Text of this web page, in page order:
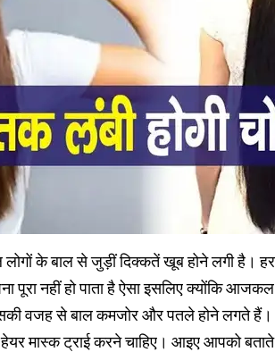
के बाल से जुड़ीं दिक्कतें खूब होने लगी है।
पूरा नहीं हो पाता है ऐसा इसलिए क्योंकि
वजह से बाल कमजोर और पतले होने लगते
मास्क ट्राई करने चाहिए। आइए आपको